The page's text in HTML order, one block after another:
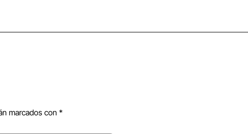
marcados con *